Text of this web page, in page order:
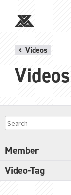
Videos
Videos
Member
Video-Tag